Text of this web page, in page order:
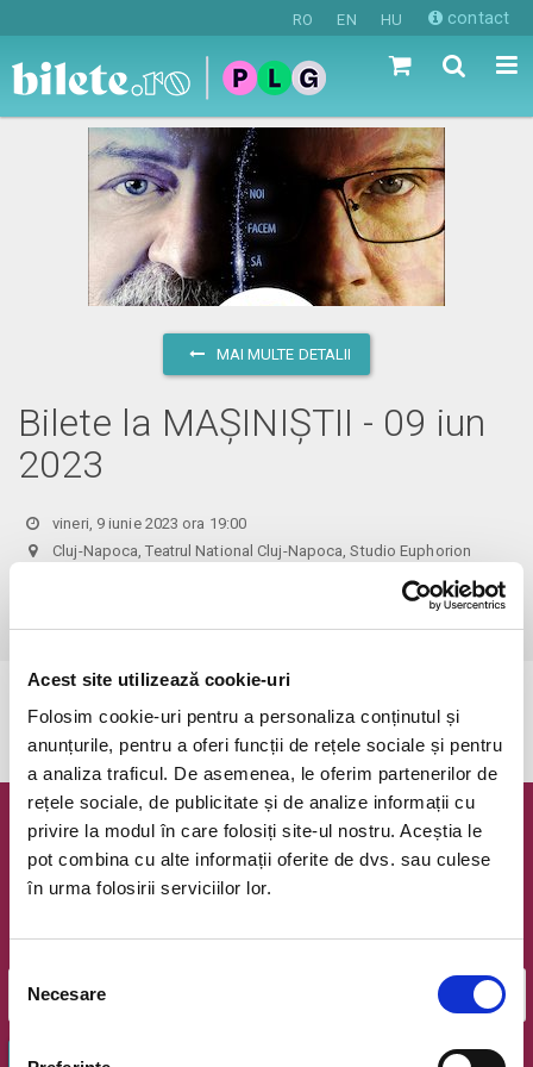
Acest site utilizează cookie-uri
Folosim cookie-uri pentru a personaliza conținutul și
anunțurile, pentru a oferi funcții de rețele sociale și pentru
a analiza traficul. De asemenea, le oferim partenerilor de
rețele sociale, de publicitate și de analize informații cu
privire la modul în care folosiți site-ul nostru. Aceștia le
pot combina cu alte informații oferite de dvs. sau culese
în urma folosirii serviciilor lor.
Selecția
consimțământului
Necesare
RO EN HU contact
MAI MULTE DETALII
Bilete la MAȘINIȘTII - 09 iun
2023
vineri, 9 iunie 2023 ora 19:00
Cluj-Napoca, Teatrul National Cluj-Napoca, Studio Euphorion
Newsletter @ Bilete.ro
Oferte exclusive si o editie saptamanala cu cele mai noi
OK